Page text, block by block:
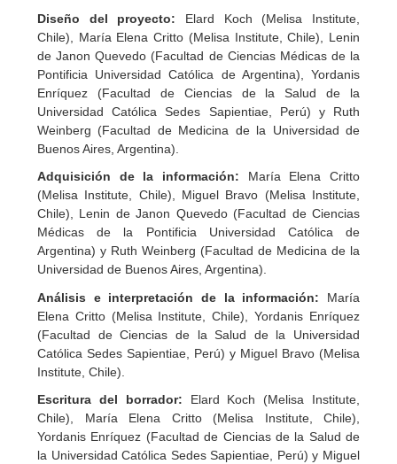
Diseño del proyecto: Elard Koch (Melisa Institute,
Chile), María Elena Critto (Melisa Institute, Chile), Lenin
de Janon Quevedo (Facultad de Ciencias Médicas de la
Pontificia Universidad Católica de Argentina), Yordanis
Enríquez (Facultad de Ciencias de la Salud de la
Universidad Católica Sedes Sapientiae, Perú) y Ruth
Weinberg (Facultad de Medicina de la Universidad de
Buenos Aires, Argentina).
Adquisición de la información: María Elena Critto
(Melisa Institute, Chile), Miguel Bravo (Melisa Institute,
Chile), Lenin de Janon Quevedo (Facultad de Ciencias
Médicas de la Pontificia Universidad Católica de
Argentina) y Ruth Weinberg (Facultad de Medicina de la
Universidad de Buenos Aires, Argentina).
Análisis e interpretación de la información: María
Elena Critto (Melisa Institute, Chile), Yordanis Enríquez
(Facultad de Ciencias de la Salud de la Universidad
Católica Sedes Sapientiae, Perú) y Miguel Bravo (Melisa
Institute, Chile).
Escritura del borrador: Elard Koch (Melisa Institute,
Chile), María Elena Critto (Melisa Institute, Chile),
Yordanis Enríquez (Facultad de Ciencias de la Salud de
la Universidad Católica Sedes Sapientiae, Perú) y Miguel